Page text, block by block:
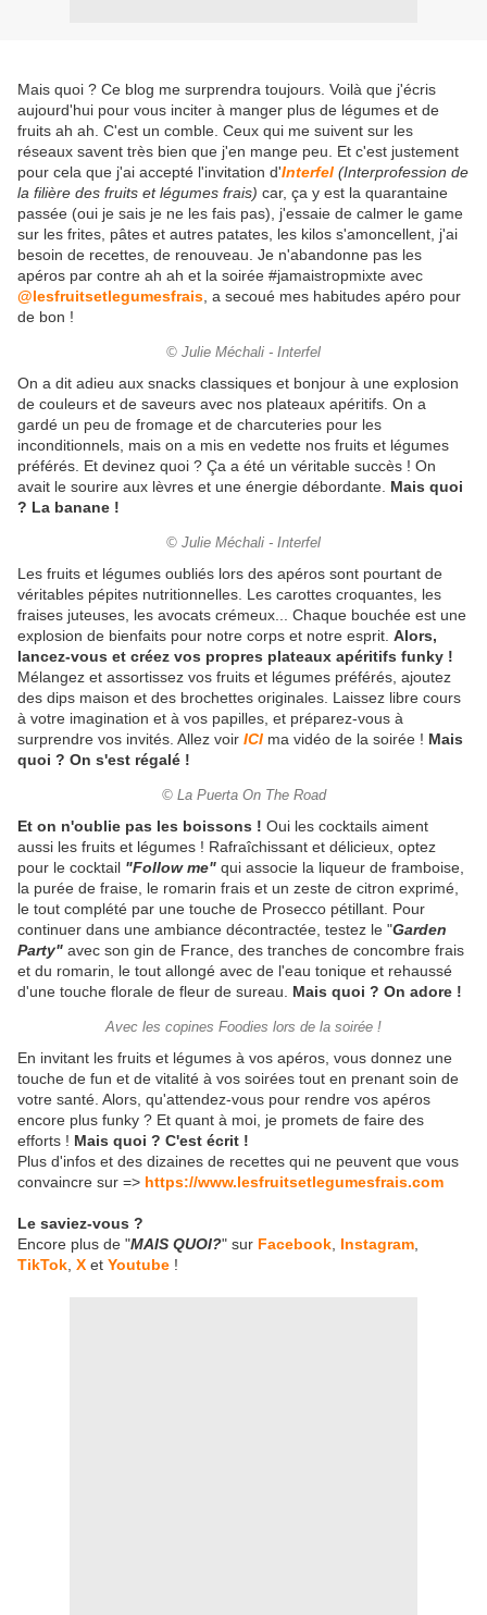
Mais quoi ? Ce blog me surprendra toujours. Voilà que j'écris
aujourd'hui pour vous inciter à manger plus de légumes et de
fruits ah ah. C'est un comble. Ceux qui me suivent sur les
réseaux savent très bien que j'en mange peu. Et c'est justement
pour cela que j'ai accepté l'invitation d'Interfel (Interprofession de
la filière des fruits et légumes frais) car, ça y est la quarantaine
passée (oui je sais je ne les fais pas), j'essaie de calmer le game
sur les frites, pâtes et autres patates, les kilos s'amoncellent, j'ai
besoin de recettes, de renouveau. Je n'abandonne pas les
apéros par contre ah ah et la soirée #jamaistropmixte avec
@lesfruitsetlegumesfrais , a secoué mes habitudes apéro pour
de bon !
© Julie Méchali - Interfel
On a dit adieu aux snacks classiques et bonjour à une explosion
de couleurs et de saveurs avec nos plateaux apéritifs. On a
gardé un peu de fromage et de charcuteries pour les
inconditionnels, mais on a mis en vedette nos fruits et légumes
préférés. Et devinez quoi ? Ça a été un véritable succès ! On
avait le sourire aux lèvres et une énergie débordante. Mais quoi
? La banane !
© Julie Méchali - Interfel
Les fruits et légumes oubliés lors des apéros sont pourtant de
véritables pépites nutritionnelles. Les carottes croquantes, les
fraises juteuses, les avocats crémeux... Chaque bouchée est une
explosion de bienfaits pour notre corps et notre esprit. Alors,
lancez-vous et créez vos propres plateaux apéritifs funky !
Mélangez et assortissez vos fruits et légumes préférés, ajoutez
des dips maison et des brochettes originales. Laissez libre cours
à votre imagination et à vos papilles, et préparez-vous à
surprendre vos invités. Allez voir ICI ma vidéo de la soirée ! Mais
quoi ? On s'est régalé !
© La Puerta On The Road
Et on n'oublie pas les boissons ! Oui les cocktails aiment
aussi les fruits et légumes ! Rafraîchissant et délicieux, optez
pour le cocktail "Follow me" qui associe la liqueur de framboise,
la purée de fraise, le romarin frais et un zeste de citron exprimé,
le tout complété par une touche de Prosecco pétillant. Pour
continuer dans une ambiance décontractée, testez le "Garden
Party" avec son gin de France, des tranches de concombre frais
et du romarin, le tout allongé avec de l'eau tonique et rehaussé
d'une touche florale de fleur de sureau. Mais quoi ? On adore !
Avec les copines Foodies lors de la soirée !
En invitant les fruits et légumes à vos apéros, vous donnez une
touche de fun et de vitalité à vos soirées tout en prenant soin de
votre santé. Alors, qu'attendez-vous pour rendre vos apéros
encore plus funky ? Et quant à moi, je promets de faire des
efforts ! Mais quoi ? C'est écrit !
Plus d'infos et des dizaines de recettes qui ne peuvent que vous
convaincre sur => https://www.lesfruitsetlegumesfrais.com
Le saviez-vous ?
Encore plus de "MAIS QUOI?" sur Facebook Instagram
TikTok X et Youtube !